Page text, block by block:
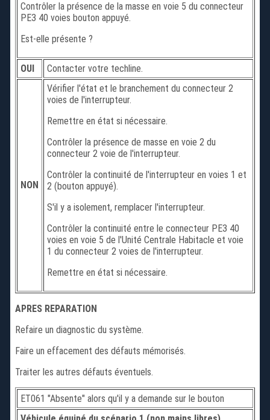
Contrôler la présence de la masse en voie 5 du connecteur
PE3 40 voies bouton appuyé.
Est-elle présente ?
OUI Contacter votre techline.
NON
Vérifier l'état et le branchement du connecteur 2
voies de l'interrupteur.
Remettre en état si nécessaire.
Contrôler la présence de masse en voie 2 du
connecteur 2 voie de l'interrupteur.
Contrôler la continuité de l'interrupteur en voies 1 et
2 (bouton appuyé).
S'il y a isolement, remplacer l'interrupteur.
Contrôler la continuité entre le connecteur PE3 40
voies en voie 5 de l'Unité Centrale Habitacle et voie
1 du connecteur 2 voies de l'interrupteur.
Remettre en état si nécessaire.
APRES REPARATION
Refaire un diagnostic du système.
Faire un effacement des défauts mémorisés.
Traiter les autres défauts éventuels.
ET061 "Absente" alors qu'il y a demande sur le bouton